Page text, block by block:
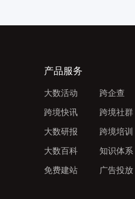
产品服务
大数活动
跨境快讯
大数研报
大数百科
免费建站
跨企查
跨境社群
跨境培训
知识体系
广告投放